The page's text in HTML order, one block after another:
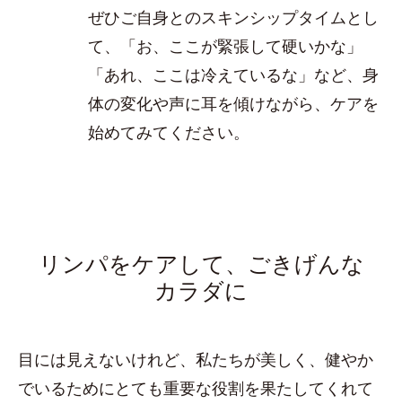
ぜひご自身とのスキンシップタイムとし
て、「お、ここが緊張して硬いかな」
「あれ、ここは冷えているな」など、身
体の変化や声に耳を傾けながら、ケアを
始めてみてください。
リンパをケアして、ごきげんな
カラダに
目には見えないけれど、私たちが美しく、健やか
でいるためにとても重要な役割を果たしてくれて